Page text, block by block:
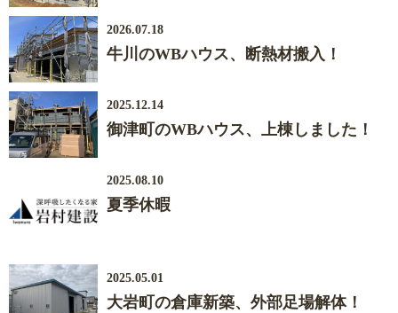
2026.07.18
牛川のWBハウス、断熱材搬入！
2025.12.14
御津町のWBハウス、上棟しました！
2025.08.10
夏季休暇
2025.05.01
大岩町の倉庫新築、外部足場解体！